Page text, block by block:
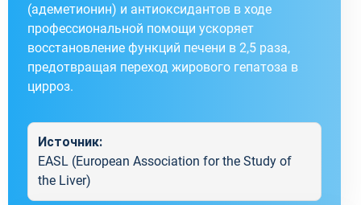
(адеметионин) и антиоксидантов в ходе
профессиональной помощи ускоряет
восстановление функций печени в 2,5 раза,
предотвращая переход жирового гепатоза в
цирроз.
Источник:
EASL (European Association for the Study of
the Liver)